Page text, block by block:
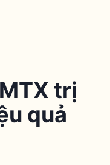
trị
quả